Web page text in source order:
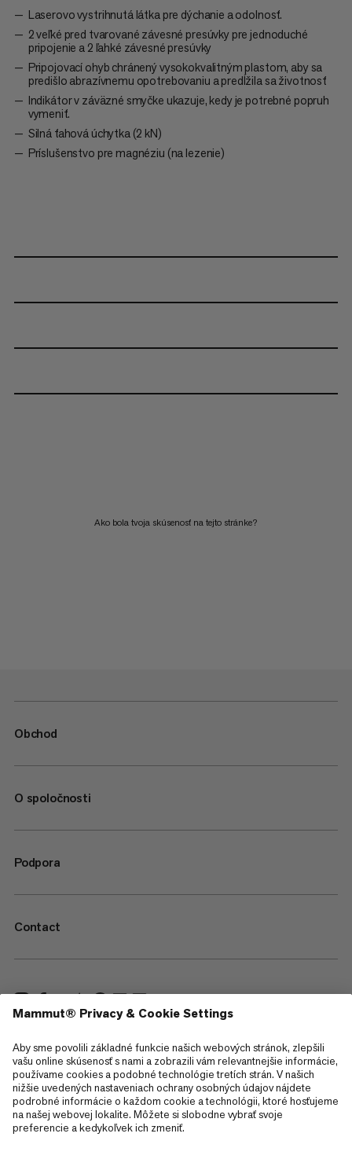
Laserovo vystrihnutá látka pre dýchanie a odolnosť.
2 veľké pred tvarované závesné presúvky pre jednoduché
pripojenie a 2 ľahké závesné presúvky
Pripojovací ohyb chránený vysokokvalitným plastom, aby sa
predišlo abrazívnemu opotrebovaniu a predĺžila sa životnosť
Indikátor v záväzné smyčke ukazuje, kedy je potrebné popruh
vymeniť.
Silná ťahová úchytka (2 kN)
Príslušenstvo pre magnéziu (na lezenie)
Ako bola tvoja skúsenosť na tejto stránke?
Obchod
O spoločnosti
Podpora
Contact
—
Sitemap
Cookies